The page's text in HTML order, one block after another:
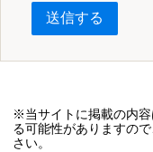
送信する
※当サイトに掲載の内
る可能性がありますの
さい。